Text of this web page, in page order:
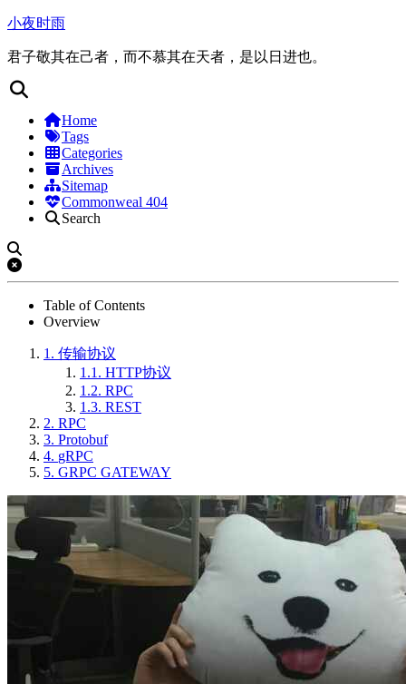
小夜时雨
君子敬其在己者，而不慕其在天者，是以日进也。
Home
Tags
Categories
Archives
Sitemap
Commonweal 404
Search
Table of Contents
Overview
1. 传输协议
1.1. HTTP协议
1.2. RPC
1.3. REST
2. RPC
3. Protobuf
4. gRPC
5. GRPC GATEWAY